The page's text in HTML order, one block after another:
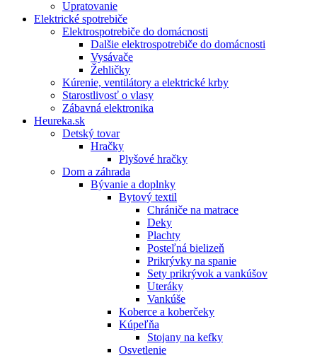
Upratovanie
Elektrické spotrebiče
Elektrospotrebiče do domácnosti
Dalšie elektrospotrebiče do domácnosti
Vysávače
Žehličky
Kúrenie, ventilátory a elektrické krby
Starostlivosť o vlasy
Zábavná elektronika
Heureka.sk
Detský tovar
Hračky
Plyšové hračky
Dom a záhrada
Bývanie a doplnky
Bytový textil
Chrániče na matrace
Deky
Plachty
Posteľná bielizeň
Prikrývky na spanie
Sety prikrývok a vankúšov
Uteráky
Vankúše
Koberce a koberčeky
Kúpeľňa
Stojany na kefky
Osvetlenie